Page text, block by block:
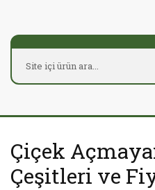
Çiçek
Çeşitleri ve